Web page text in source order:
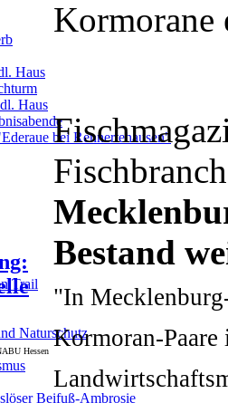
Haus
Haus
bei Rennertehausen"
Trail
Naturschutz
Beifuß-Ambrosie
Hessen
Kormorane
Bestand
"In
Kormoran-